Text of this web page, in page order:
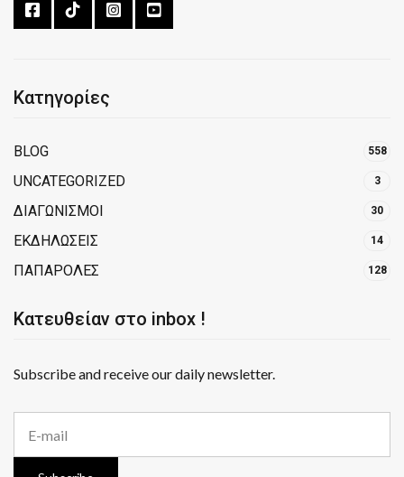
Κατηγορίες
BLOG 558
UNCATEGORIZED 3
ΔΙΑΓΩΝΙΣΜΟΙ 30
ΕΚΔΗΛΩΣΕΙΣ 14
ΠΑΠΑΡΟΛΕΣ 128
Κατευθείαν στο inbox !
Subscribe and receive our daily newsletter.
a